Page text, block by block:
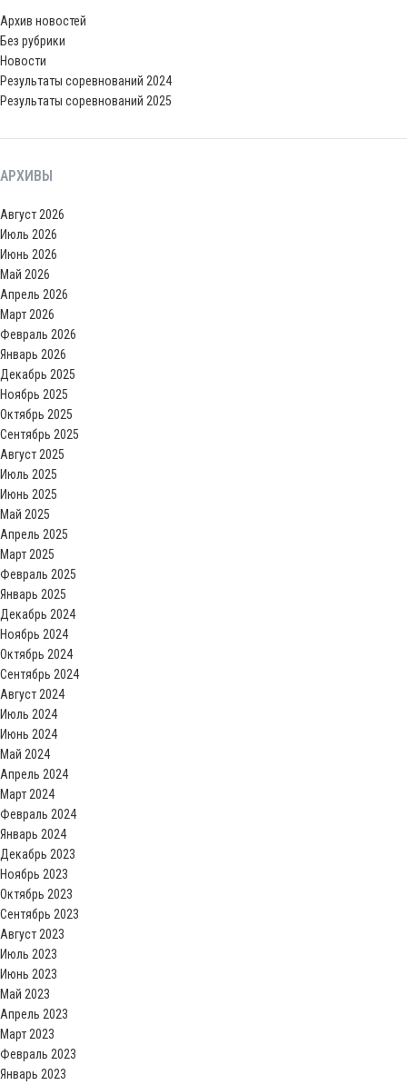
Архив новостей
Без рубрики
Новости
Результаты соревнований 2024
Результаты соревнований 2025
АРХИВЫ
Август 2026
Июль 2026
Июнь 2026
Май 2026
Апрель 2026
Март 2026
Февраль 2026
Январь 2026
Декабрь 2025
Ноябрь 2025
Октябрь 2025
Сентябрь 2025
Август 2025
Июль 2025
Июнь 2025
Май 2025
Апрель 2025
Март 2025
Февраль 2025
Январь 2025
Декабрь 2024
Ноябрь 2024
Октябрь 2024
Сентябрь 2024
Август 2024
Июль 2024
Июнь 2024
Май 2024
Апрель 2024
Март 2024
Февраль 2024
Январь 2024
Декабрь 2023
Ноябрь 2023
Октябрь 2023
Сентябрь 2023
Август 2023
Июль 2023
Июнь 2023
Май 2023
Апрель 2023
Март 2023
Февраль 2023
Январь 2023